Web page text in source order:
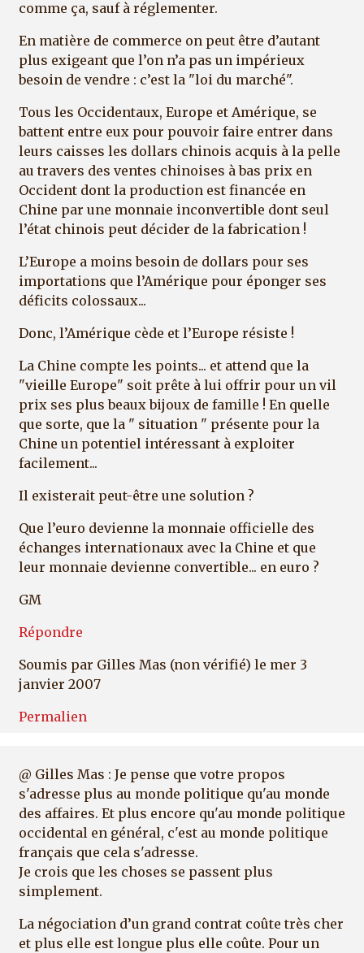
comme ça, sauf à réglementer.
En matière de commerce on peut être d’autant
plus exigeant que l’on n’a pas un impérieux
besoin de vendre : c’est la "loi du marché".
Tous les Occidentaux, Europe et Amérique, se
battent entre eux pour pouvoir faire entrer dans
leurs caisses les dollars chinois acquis à la pelle
au travers des ventes chinoises à bas prix en
Occident dont la production est financée en
Chine par une monnaie inconvertible dont seul
l’état chinois peut décider de la fabrication !
L’Europe a moins besoin de dollars pour ses
importations que l’Amérique pour éponger ses
déficits colossaux...
Donc, l’Amérique cède et l’Europe résiste !
La Chine compte les points... et attend que la
"vieille Europe" soit prête à lui offrir pour un vil
prix ses plus beaux bijoux de famille ! En quelle
que sorte, que la " situation " présente pour la
Chine un potentiel intéressant à exploiter
facilement...
Il existerait peut-être une solution ?
Que l’euro devienne la monnaie officielle des
échanges internationaux avec la Chine et que
leur monnaie devienne convertible... en euro ?
GM
Répondre
Soumis par Gilles Mas (non vérifié) le mer 3
janvier 2007
Permalien
@ Gilles Mas : Je pense que votre propos
s'adresse plus au monde politique qu'au monde
des affaires. Et plus encore qu'au monde politique
occidental en général, c'est au monde politique
français que cela s'adresse.
Je crois que les choses se passent plus
simplement.
La négociation d’un grand contrat coûte très cher
et plus elle est longue plus elle coûte. Pour un